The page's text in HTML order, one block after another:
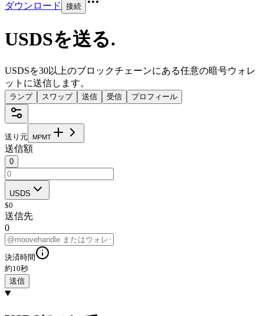
ダウンロード 接続
USDSを送る.
USDSを30以上のブロックチェーンにある任意の暗号ウォレ
ットに送信します。
ランプ スワップ 送信 受信 プロフィール
送り元 MPMT
送信額
0
USDS
$0
送信先
0
決済時間
約10秒
送信